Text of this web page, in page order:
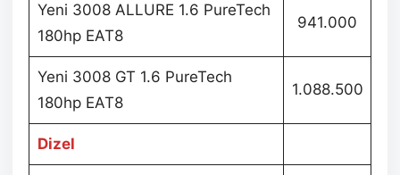
Yeni 3008 ALLURE 1.6 PureTech
180hp EAT8
941.000
Yeni 3008 GT 1.6 PureTech
180hp EAT8
1.088.500
Dizel